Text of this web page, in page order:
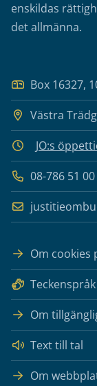
enskildas
det allmänna.
Box 16327,
Västra
JO:s
08-786 51 00
Om cookies
Teckenspråk
Om
Text till tal
Om